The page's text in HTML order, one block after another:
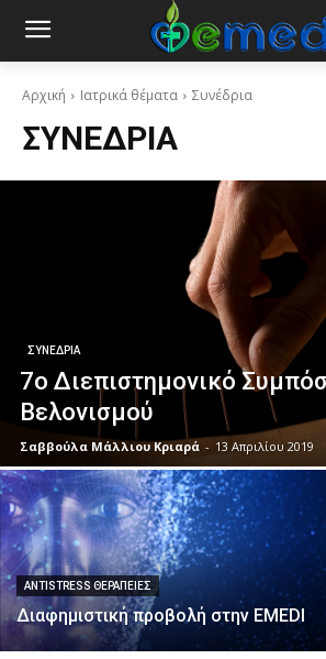
Αρχική Ιατρικά θέματα Συνέδρια
ΣΥΝΈΔΡΙΑ
ΣΥΝΈΔΡΙΑ
7ο Διεπιστημονικό
Βελονισμού
Σαββούλα Μάλλιου Κριαρά - 13 Απριλίου 2019
ANTISTRESS ΘΕΡΑΠΕΊΕΣ
Διαφημιστική προβολή στην EMEDI